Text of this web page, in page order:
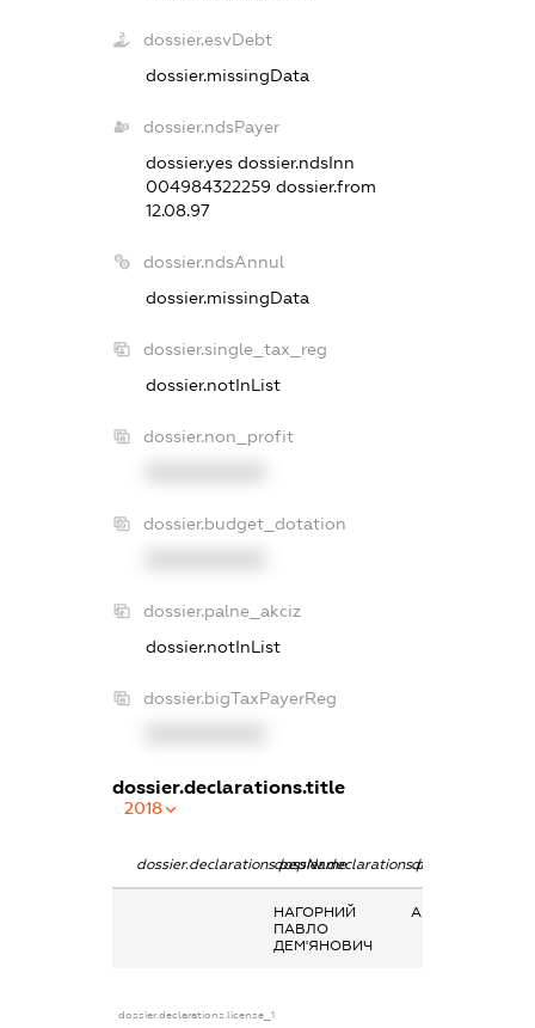
dossier.esvDebt
dossier.missingData
dossier.ndsPayer
dossier.yes dossier.ndsInn
004984322259 dossier.from
12.08.97
dossier.ndsAnnul
dossier.missingData
dossier.single_tax_reg
dossier.notInList
dossier.non_profit
dossier.budget_dotation
dossier.palne_akciz
dossier.notInList
dossier.bigTaxPayerReg
dossier.declarations.title
2018
dossier.declarations.pepNamedossier.declarations.personName
НАГОРНИЙ
ПАВЛО
ДЕМ'ЯНОВИЧ
Акції
dossier.declarations.license_1